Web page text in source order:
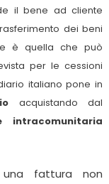
il bene ad cliente
dei beni
è quella che può
per le cessioni
italiano pone in
acquistando dal
intracomunitaria
fattura non